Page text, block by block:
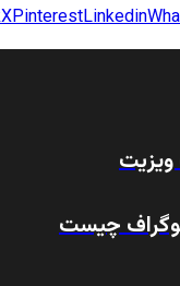
XPinterestLinkedin
چیست